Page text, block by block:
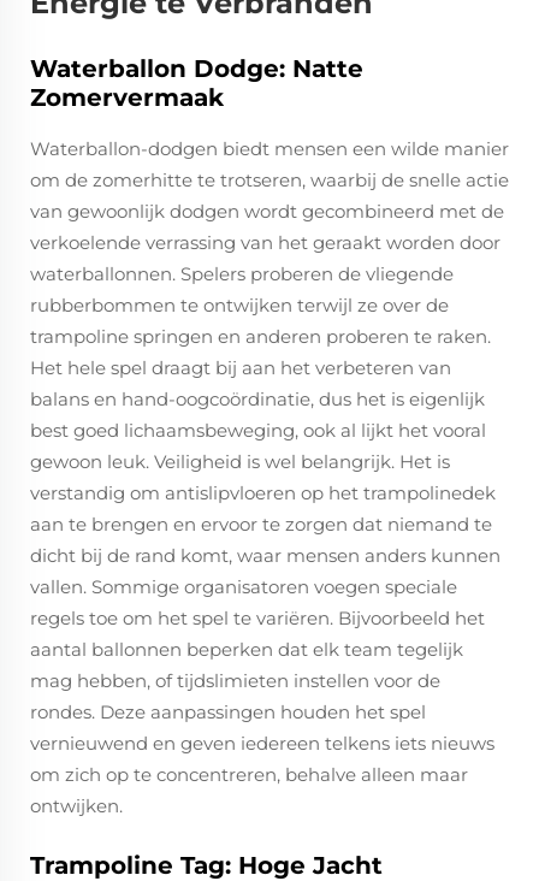
Waterballon Dodge: Natte
Zomervermaak
Waterballon-dodgen biedt mensen een wilde manier
om de zomerhitte te trotseren, waarbij de snelle actie
van gewoonlijk dodgen wordt gecombineerd met de
verkoelende verrassing van het geraakt worden door
waterballonnen. Spelers proberen de vliegende
rubberbommen te ontwijken terwijl ze over de
trampoline springen en anderen proberen te raken.
Het hele spel draagt bij aan het verbeteren van
balans en hand-oogcoördinatie, dus het is eigenlijk
best goed lichaamsbeweging, ook al lijkt het vooral
gewoon leuk. Veiligheid is wel belangrijk. Het is
verstandig om antislipvloeren op het trampolinedek
aan te brengen en ervoor te zorgen dat niemand te
dicht bij de rand komt, waar mensen anders kunnen
vallen. Sommige organisatoren voegen speciale
regels toe om het spel te variëren. Bijvoorbeeld het
aantal ballonnen beperken dat elk team tegelijk
mag hebben, of tijdslimieten instellen voor de
rondes. Deze aanpassingen houden het spel
vernieuwend en geven iedereen telkens iets nieuws
om zich op te concentreren, behalve alleen maar
ontwijken.
Trampoline Tag: Hoge Jacht